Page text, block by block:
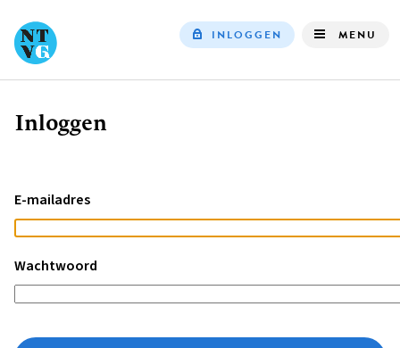
INLOGGEN MENU
Kruimelpad
Inloggen
E-mailadres
Wachtwoord